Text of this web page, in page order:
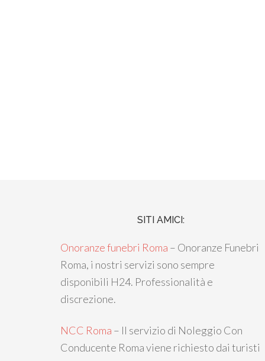
SITI AMICI:
Onoranze funebri Roma – Onoranze Funebri
Roma, i nostri servizi sono sempre
disponibili H24. Professionalità e
discrezione.
NCC Roma – Il servizio di Noleggio Con
Conducente Roma viene richiesto dai turisti